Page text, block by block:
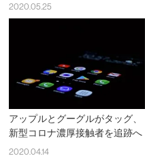
2020.05.25
アップルとグーグルがタッグ、
新型コロナ濃厚接触者を追跡へ
2020.04.14